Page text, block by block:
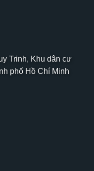
Trinh, Khu dân cư
phố Hồ Chí Minh